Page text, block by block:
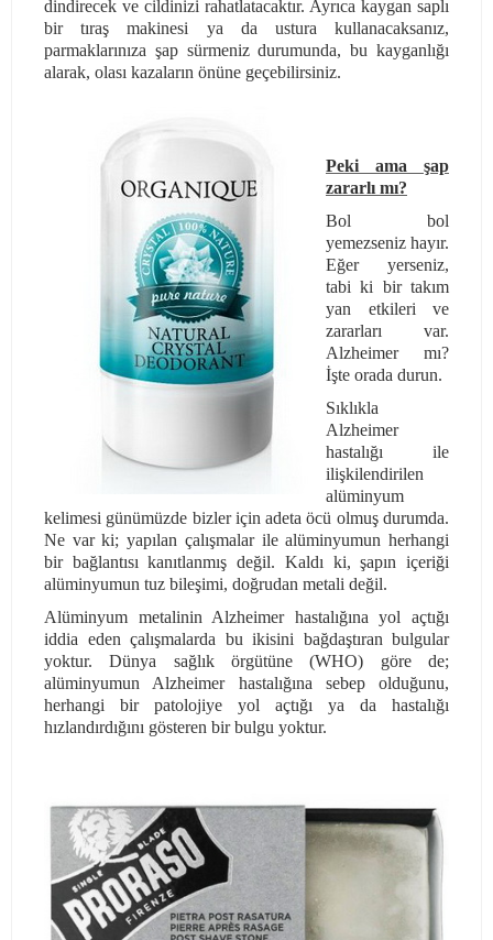
dindirecek ve cildinizi rahatlatacaktır. Ayrıca kaygan saplı
bir tıraş makinesi ya da ustura kullanacaksanız,
parmaklarınıza şap sürmeniz durumunda, bu kayganlığı
alarak, olası kazaların önüne geçebilirsiniz.
Peki ama şap
zararlı mı?
Bol bol
yemezseniz hayır.
Eğer yerseniz,
tabi ki bir takım
yan etkileri ve
zararları var.
Alzheimer mı?
İşte orada durun.
Sıklıkla
Alzheimer
hastalığı ile
ilişkilendirilen
alüminyum
kelimesi günümüzde bizler için adeta öcü olmuş durumda.
Ne var ki; yapılan çalışmalar ile alüminyumun herhangi
bir bağlantısı kanıtlanmış değil. Kaldı ki, şapın içeriği
alüminyumun tuz bileşimi, doğrudan metali değil.
Alüminyum metalinin Alzheimer hastalığına yol açtığı
iddia eden çalışmalarda bu ikisini bağdaştıran bulgular
yoktur. Dünya sağlık örgütüne (WHO) göre de;
alüminyumun Alzheimer hastalığına sebep olduğunu,
herhangi bir patolojiye yol açtığı ya da hastalığı
hızlandırdığını gösteren bir bulgu yoktur.